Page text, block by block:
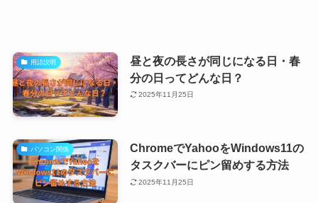
用語説明
昼と夜の長さが同じになる日・春
分の日ってどんな日？
2025年11月25日
パソコン関係
ChromeでYahooをWindows11の
タスクバーにピン留めする方法
2025年11月25日